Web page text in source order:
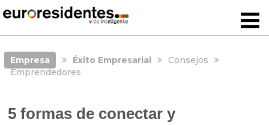
Empresa Éxito Empresarial
Consejos
Emprendedores
5 formas de conectar y